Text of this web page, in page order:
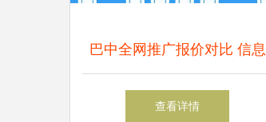
巴中全网推广报价对比 信息
咨询服务如何选择高性价比服
查看详情